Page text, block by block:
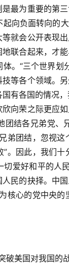
最为重要的第
向负面转向的
就会公开表现
联合起来，才
。“三个世界
等各个领域。
有各国的情况
向荣之际更应
团结各兄弟党
弟团结，忽视
。因此，我们
爱好和平的人
民的抉择。中
核心的党中央
破美国对我国的